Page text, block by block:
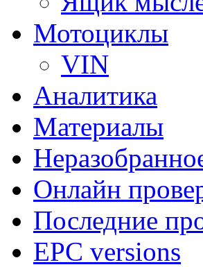
Мотоциклы
VIN
Аналитика
Материалы
Онлайн
Последние
EPC versions